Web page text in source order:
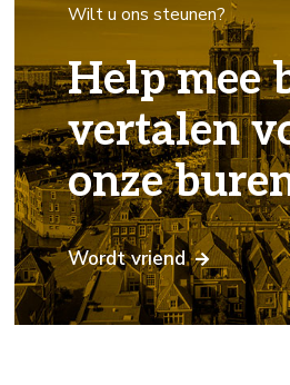
Wilt u ons steunen?
Help mee
vertalen
onze
Wordt vriend